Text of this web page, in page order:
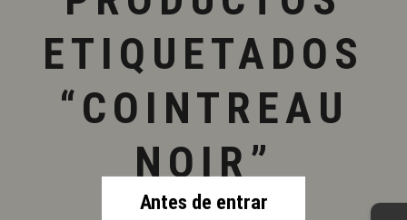
Antes de entrar
ETIQUETADOS
“COINTREAU
NOIR”